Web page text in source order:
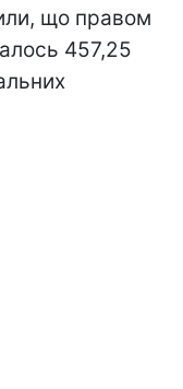
що правом
457,25